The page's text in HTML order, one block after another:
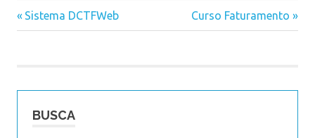
Navegação
Previous
Post:
Sistema DCTFWeb
Next
Post:
Curso Faturamento
BUSCA